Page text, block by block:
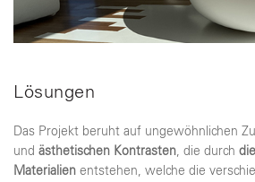
Lösungen
Das Projekt beruht auf ungewöhnlichen
und ästhetischen Kontrasten, die durch
Materialien entstehen, welche die